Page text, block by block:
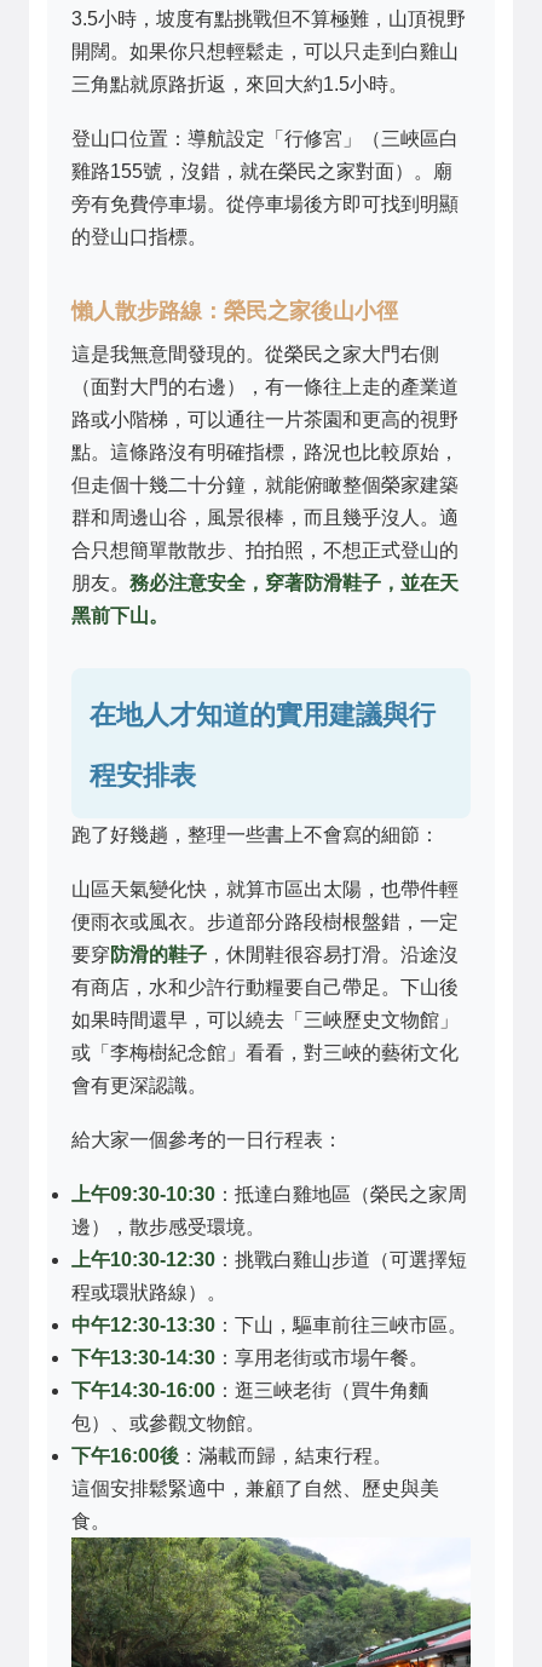
3.5小時，坡度有點挑戰但不算極難，山頂視野
開闊。如果你只想輕鬆走，可以只走到白雞山
三角點就原路折返，來回大約1.5小時。
登山口位置：導航設定「行修宮」（三峽區白
雞路155號，沒錯，就在榮民之家對面）。廟
旁有免費停車場。從停車場後方即可找到明顯
的登山口指標。
懶人散步路線：榮民之家後山小徑
這是我無意間發現的。從榮民之家大門右側
（面對大門的右邊），有一條往上走的產業道
路或小階梯，可以通往一片茶園和更高的視野
點。這條路沒有明確指標，路況也比較原始，
但走個十幾二十分鐘，就能俯瞰整個榮家建築
群和周邊山谷，風景很棒，而且幾乎沒人。適
合只想簡單散散步、拍拍照，不想正式登山的
朋友。 務必注意安全，穿著防滑鞋子，並在天
黑前下山。
在地人才知道的實用建議與行
程安排表
跑了好幾趟，整理一些書上不會寫的細節：
山區天氣變化快，就算市區出太陽，也帶件輕
便雨衣或風衣。步道部分路段樹根盤錯，一定
要穿 防滑的鞋子 ，休閒鞋很容易打滑。沿途沒
有商店，水和少許行動糧要自己帶足。下山後
如果時間還早，可以繞去「三峽歷史文物館」
或「李梅樹紀念館」看看，對三峽的藝術文化
會有更深認識。
給大家一個參考的一日行程表：
上午09:30-10:30 ：抵達白雞地區（榮民之家周
邊），散步感受環境。
上午10:30-12:30 ：挑戰白雞山步道（可選擇短
程或環狀路線）。
中午12:30-13:30 ：下山，驅車前往三峽市區。
下午13:30-14:30 ：享用老街或市場午餐。
下午14:30-16:00 ：逛三峽老街（買牛角麵
包）、或參觀文物館。
下午16:00後 ：滿載而歸，結束行程。
這個安排鬆緊適中，兼顧了自然、歷史與美
食。